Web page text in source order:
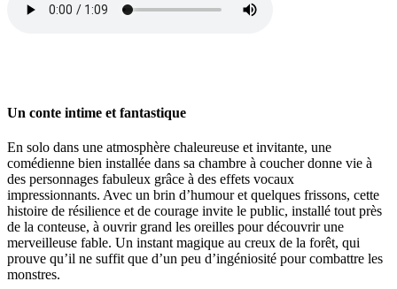
Un conte intime et fantastique
En solo dans une atmosphère chaleureuse et invitante, une
comédienne bien installée dans sa chambre à coucher donne vie à
des personnages fabuleux grâce à des effets vocaux
impressionnants. Avec un brin d’humour et quelques frissons, cette
histoire de résilience et de courage invite le public, installé tout près
de la conteuse, à ouvrir grand les oreilles pour découvrir une
merveilleuse fable. Un instant magique au creux de la forêt, qui
prouve qu’il ne suffit que d’un peu d’ingéniosité pour combattre les
monstres.